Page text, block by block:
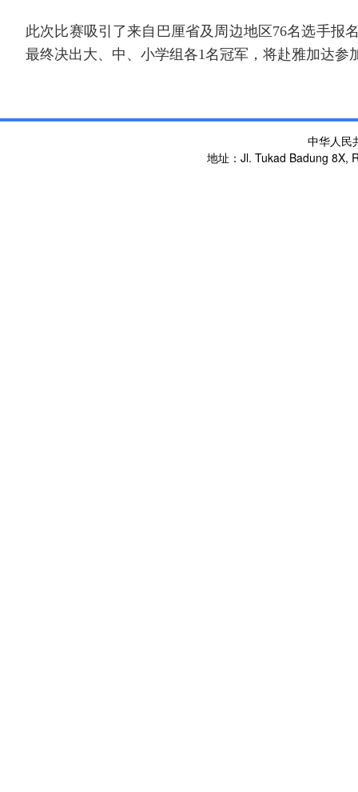
此次比赛吸引了来自巴厘省及周边地区76名选手报
最终决出大、中、小学组各1名冠军，将赴雅加达参
中华人民
地址：Jl. Tukad Badung 8X,